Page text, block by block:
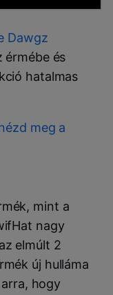
Dawgz
érmébe és
hatalmas
meg a
mint a
nagy
elmúlt 2
új hulláma
hogy